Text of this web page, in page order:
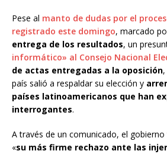
Pese al manto de dudas por el
registrado este domingo, marcado
entrega de los resultados, un
informático» al Consejo Nacional
de actas entregadas a la oposición
país salió a respaldar su elección y
países latinoamericanos que han
interrogantes.
A través de un comunicado, el
«su más firme rechazo ante las